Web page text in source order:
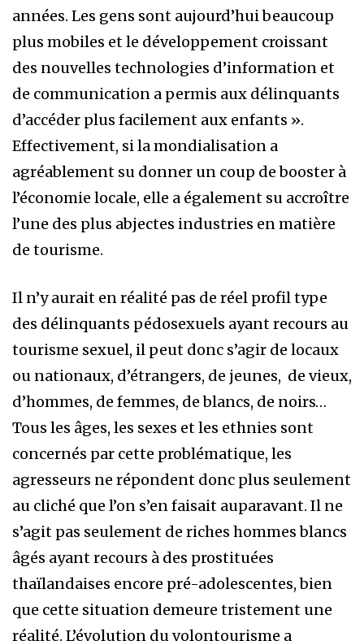
années. Les gens sont aujourd’hui beaucoup
plus mobiles et le développement croissant
des nouvelles technologies d’information et
de communication a permis aux délinquants
d’accéder plus facilement aux enfants ».
Effectivement, si la mondialisation a
agréablement su donner un coup de booster à
l’économie locale, elle a également su accroître
l’une des plus abjectes industries en matière
de tourisme.
Il n’y aurait en réalité pas de réel profil type
des délinquants pédosexuels ayant recours au
tourisme sexuel, il peut donc s’agir de locaux
ou nationaux, d’étrangers, de jeunes, de vieux,
d’hommes, de femmes, de blancs, de noirs…
Tous les âges, les sexes et les ethnies sont
concernés par cette problématique, les
agresseurs ne répondent donc plus seulement
au cliché que l’on s’en faisait auparavant. Il ne
s’agit pas seulement de riches hommes blancs
âgés ayant recours à des prostituées
thaïlandaises encore pré-adolescentes, bien
que cette situation demeure tristement une
réalité. L’évolution du volontourisme a